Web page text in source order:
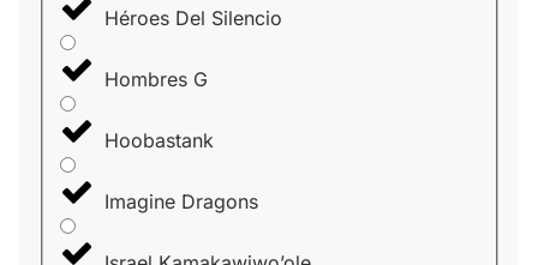
Héroes Del Silencio
Hombres G
Hoobastank
Imagine Dragons